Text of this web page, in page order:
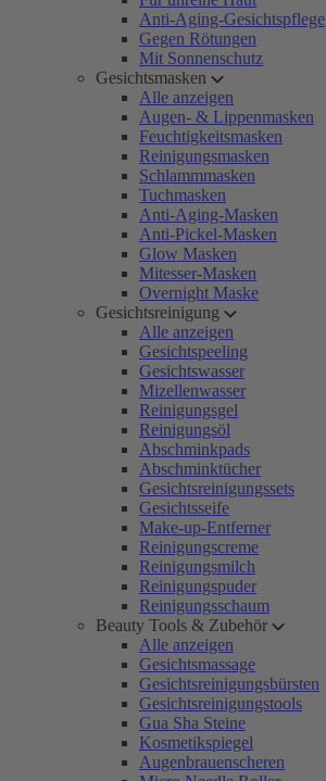
Anti-Aging-Gesichtspflege
Gegen Rötungen
Mit Sonnenschutz
Gesichtsmasken
Alle anzeigen
Augen- & Lippenmasken
Feuchtigkeitsmasken
Reinigungsmasken
Schlammmasken
Tuchmasken
Anti-Aging-Masken
Anti-Pickel-Masken
Glow Masken
Mitesser-Masken
Overnight Maske
Gesichtsreinigung
Alle anzeigen
Gesichtspeeling
Gesichtswasser
Mizellenwasser
Reinigungsgel
Reinigungsöl
Abschminkpads
Abschminktücher
Gesichtsreinigungssets
Gesichtsseife
Make-up-Entferner
Reinigungscreme
Reinigungsmilch
Reinigungspuder
Reinigungsschaum
Beauty Tools & Zubehör
Alle anzeigen
Gesichtsmassage
Gesichtsreinigungsbürsten
Gesichtsreinigungstools
Gua Sha Steine
Kosmetikspiegel
Augenbrauenscheren